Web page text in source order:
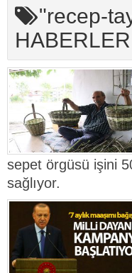
"recep-
HABERLER
sepet örgüsü işini
sağlıyor.